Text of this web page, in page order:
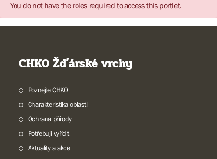
You do not have the roles required to access this portlet.
CHKO Žďárské vrchy
Poznejte CHKO
Charakteristika oblasti
Ochrana přírody
Potřebuji vyřídit
Aktuality a akce